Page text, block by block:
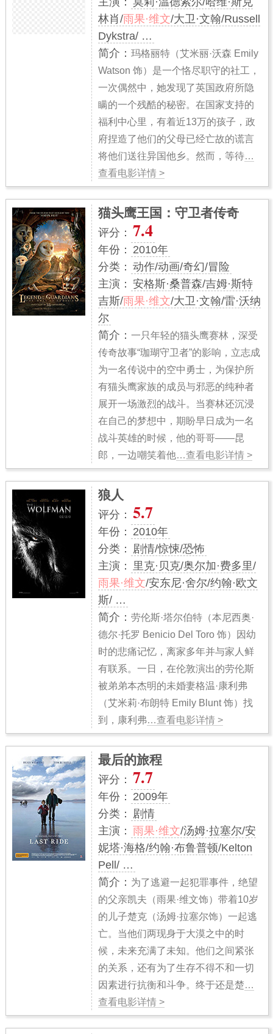
林肖/雨果·维文/大卫·文翰/Russell
Dykstra/ …
简介： 玛格丽特（艾米丽·沃森 Emily
Watson 饰）是一个恪尽职守的社工，
一次偶然中，她发现了英国政府所隐
瞒的一个残酷的秘密。在国家支持的
福利中心里，有着近13万的孩子，政
府捏造了他们的父母已经亡故的谎言
将他们送往异国他乡。然而，等待…
查看电影详情 >
猫头鹰王国：守卫者传奇
评分： 7.4
年份： 2010年
分类： 动作/动画/奇幻/冒险
主演： 安格斯·桑普森/吉姆·斯特
吉斯/雨果·维文/大卫·文翰/雷·沃纳
尔
简介： 一只年轻的猫头鹰赛林，深受
传奇故事“珈瑚守卫者”的影响，立志成
为一名传说中的空中勇士，为保护所
有猫头鹰家族的成员与邪恶的纯种者
展开一场激烈的战斗。当赛林还沉浸
在自己的梦想中，期盼早日成为一名
战斗英雄的时候，他的哥哥——昆
郎，一边嘲笑着他…查看电影详情 >
狼人
评分： 5.7
年份： 2010年
分类： 剧情/惊悚/恐怖
主演：
里克·贝克/奥尔加·费多里/
雨果·维文/安东尼·舍尔/约翰·欧文
斯/ …
简介： 劳伦斯·塔尔伯特（本尼西奥·
德尔·托罗 Benicio Del Toro 饰）因幼
时的悲痛记忆，离家多年并与家人鲜
有联系。一日，在伦敦演出的劳伦斯
被弟弟本杰明的未婚妻格温·康利弗
（艾米莉·布朗特 Emily Blunt 饰）找
到，康利弗…查看电影详情 >
最后的旅程
评分： 7.7
年份： 2009年
分类： 剧情
主演： 雨果·维文/汤姆·拉塞尔/安
妮塔·海格/约翰·布鲁普顿/Kelton
Pell/ …
简介： 为了逃避一起犯罪事件，绝望
的父亲凯夫（雨果·维文饰）带着10岁
的儿子楚克（汤姆·拉塞尔饰）一起逃
亡。当他们两现身于大漠之中的时
候，未来充满了未知。他们之间紧张
的关系，还有为了生存不得不和一切
因素进行抗衡和斗争。终于还是楚…
查看电影详情 >